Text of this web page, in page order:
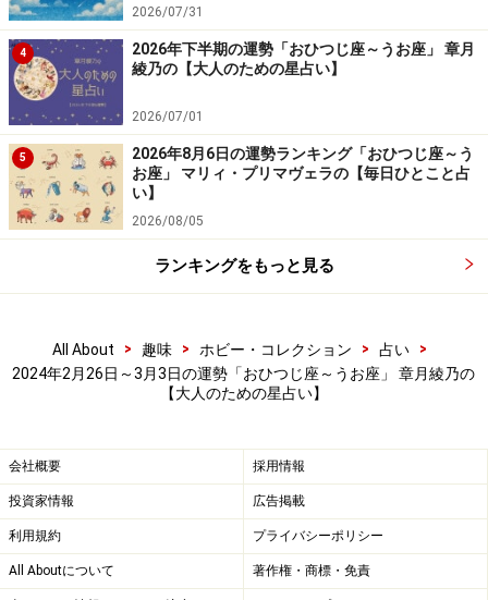
しし座／獅子座（7月23日～8月22日生ま
れ）
“病み損”警報発令中
体を動かし、悩まない！
＞【詳しく見る】全体運、社交運、恋愛運などの詳細は
おとめ座／乙女座（8月23日～9月22日生ま
慎重に距離を測って
＞【詳しく見る】全体運、社交運、恋愛運などの詳細は
こちら
2026/07/31
4
2026年下半期の運勢「おひつじ座～うお座」 章月
綾乃の【大人のための星占い】
2026/07/01
5
2026年8月6日の運勢ランキング「おひつじ座～う
お座」 マリィ・プリマヴェラの【毎日ひとこと占
い】
2026/08/05
ランキングをもっと見る
All About > 趣味 > ホビー・コレクション > 占い
>
2024年2月26日～3月3日の運勢「おひつじ座～うお座」 章月綾乃の
【大人のための星占い】
会社概要 採用情報
投資家情報 広告掲載
利用規約 プライバシーポリシー
All Aboutについて 著作権・商標・免責